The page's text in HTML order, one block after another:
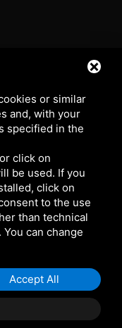
or similar
and, with your
specified in the
click on
be used. If you
click on
to the use
than technical
can change
Accept All
Dentro (PD) -
by Google
of ServiceGoogle's.